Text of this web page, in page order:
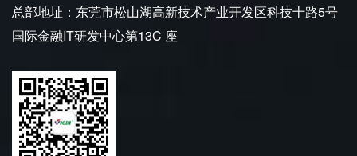
总部地址：东莞市松山湖高新技术产业开发区科技十路5号
国际金融IT研发中心第13C 座